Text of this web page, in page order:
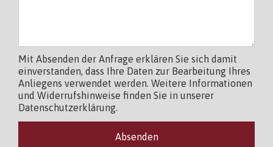
Mit Absenden der Anfrage erklären Sie sich damit
einverstanden, dass Ihre Daten zur Bearbeitung Ihres
Anliegens verwendet werden. Weitere Informationen
und Widerrufshinweise finden Sie in unserer
Datenschutzerklärung.